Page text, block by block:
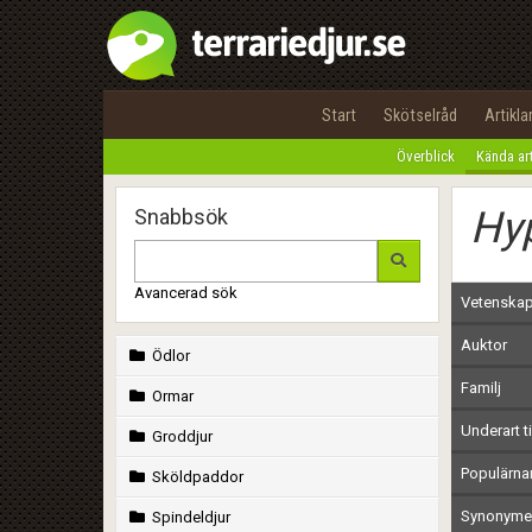
Start Skötselråd Artiklar
Överblick Kända
Snabbsök
Avancerad sök
Ödlor
Ormar
Groddjur
Sköldpaddor
Spindeldjur
Auktor
Familj
Underart till